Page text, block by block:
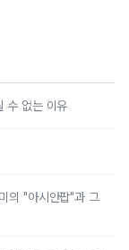
수 없는 이유
의 "아시안팝"과 그